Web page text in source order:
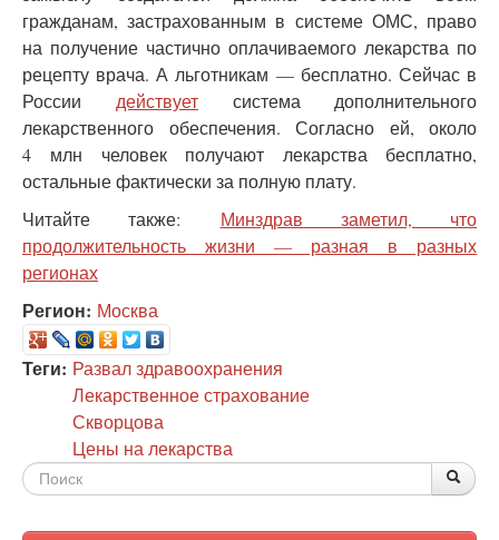
гражданам, застрахованным в системе ОМС, право
на получение частично оплачиваемого лекарства по
рецепту врача. А льготникам — бесплатно. Сейчас в
России действует система дополнительного
лекарственного обеспечения. Согласно ей, около
4 млн человек получают лекарства бесплатно,
остальные фактически за полную плату.
Читайте также: Минздрав заметил, что
продолжительность жизни — разная в разных
регионах
Регион: Москва
Теги: Развал здравоохранения
Лекарственное страхование
Скворцова
Цены на лекарства
Форма